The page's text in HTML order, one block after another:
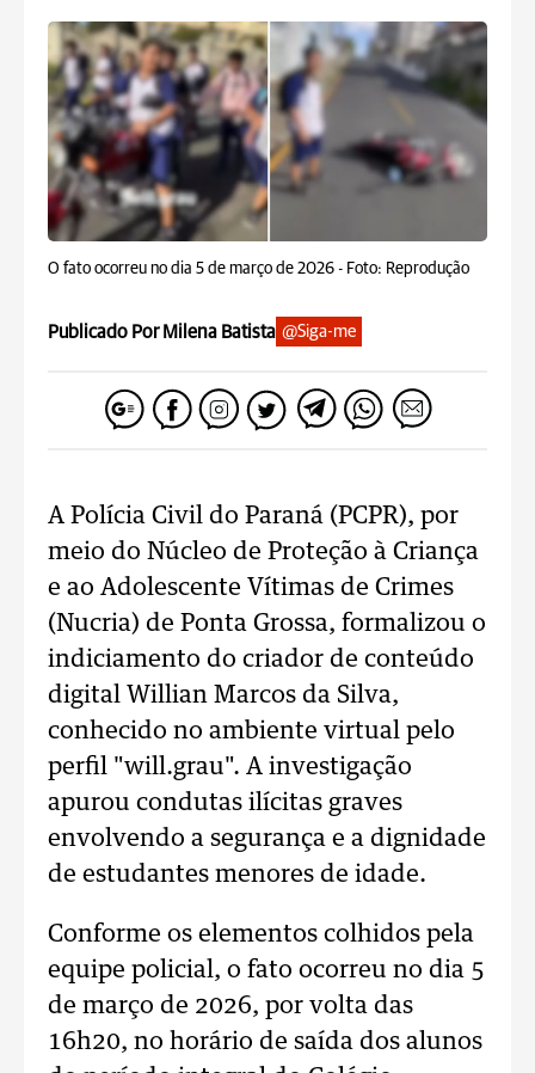
O fato ocorreu no dia 5 de março de 2026 - Foto: Reprodução
Publicado Por Milena Batista @Siga-me
A Polícia Civil do Paraná (PCPR), por
meio do Núcleo de Proteção à Criança
e ao Adolescente Vítimas de Crimes
(Nucria) de Ponta Grossa, formalizou o
indiciamento do criador de conteúdo
digital Willian Marcos da Silva,
conhecido no ambiente virtual pelo
perfil "will.grau". A investigação
apurou condutas ilícitas graves
envolvendo a segurança e a dignidade
de estudantes menores de idade.
Conforme os elementos colhidos pela
equipe policial, o fato ocorreu no dia 5
de março de 2026, por volta das
16h20, no horário de saída dos alunos